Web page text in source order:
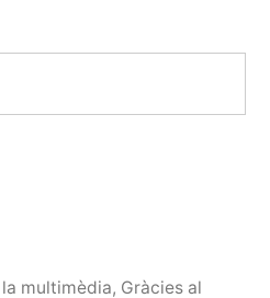
multimèdia, Gràcies al